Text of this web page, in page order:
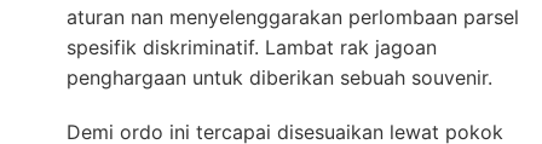
aturan nan menyelenggarakan perlombaan parsel
spesifik diskriminatif. Lambat rak jagoan
penghargaan untuk diberikan sebuah souvenir.
Demi ordo ini tercapai disesuaikan lewat pokok